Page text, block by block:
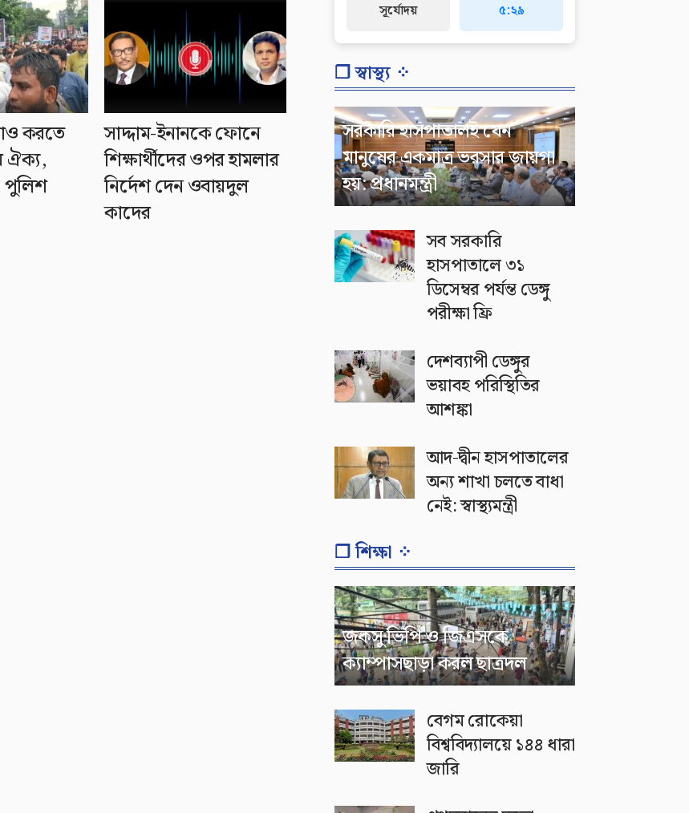
করতে
ঐক্য,
সাদ্দাম-ইনানকে ফোনে
শিক্ষার্থীদের ওপর হামলার
নির্দেশ দেন ওবায়দুল
কাদের
সূর্যোদয়
৫:২৯
❐ স্বাস্থ্য ⁘
সরকারি হাসপাতালই যেন
মানুষের একমাত্র ভরসার জায়গা
হয়: প্রধানমন্ত্রী
সব সরকারি
হাসপাতালে ৩১
ডিসেম্বর পর্যন্ত ডেঙ্গু
পরীক্ষা ফ্রি
দেশব্যাপী ডেঙ্গুর
ভয়াবহ পরিস্থিতির
আশঙ্কা
আদ-দ্বীন হাসপাতালের
অন্য শাখা চলতে বাধা
নেই: স্বাস্থ্যমন্ত্রী
❐ শিক্ষা ⁘
জকসু ভিপি ও জিএসকে
ক্যাম্পাসছাড়া করল ছাত্রদল
বেগম রোকেয়া
বিশ্ববিদ্যালয়ে ১৪৪ ধারা
জারি